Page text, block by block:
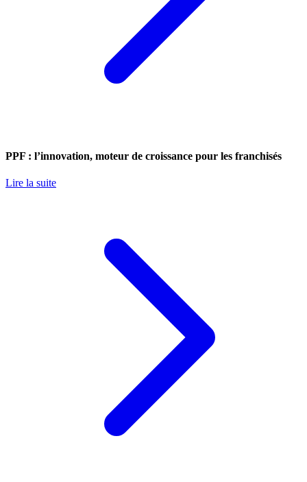
PPF : l’innovation, moteur de croissance pour les franchisés
Lire la suite